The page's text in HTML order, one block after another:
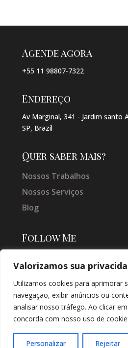
Valorizamos sua
Utilizamos cookies para aprimorar
navegação, exibir anúncios ou
analisar nosso tráfego. Ao clicar
concorda com nosso uso de
Personalizar Rejeitar
Agende agora
+55 11 98807-7322
Endereço
Av Marginal, 341 - Jardim santo
SP, Brazil
Quer saber mais?
Nossos Trabalhos
Nossos Serviços
Blog
Follow Me
SOLUÇÕES DIGITAIS |
CRIAÇÃO DE SITES